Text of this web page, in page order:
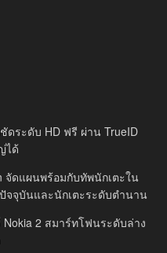
ดระดับ HD ฟรี ผ่าน TrueID
ได้
จัดแผนพร้อมกับทัพนักเตะใน
จจุบันและนักเตะระดับตำนาน
Nokia 2 สมาร์ทโฟนระดับล่าง